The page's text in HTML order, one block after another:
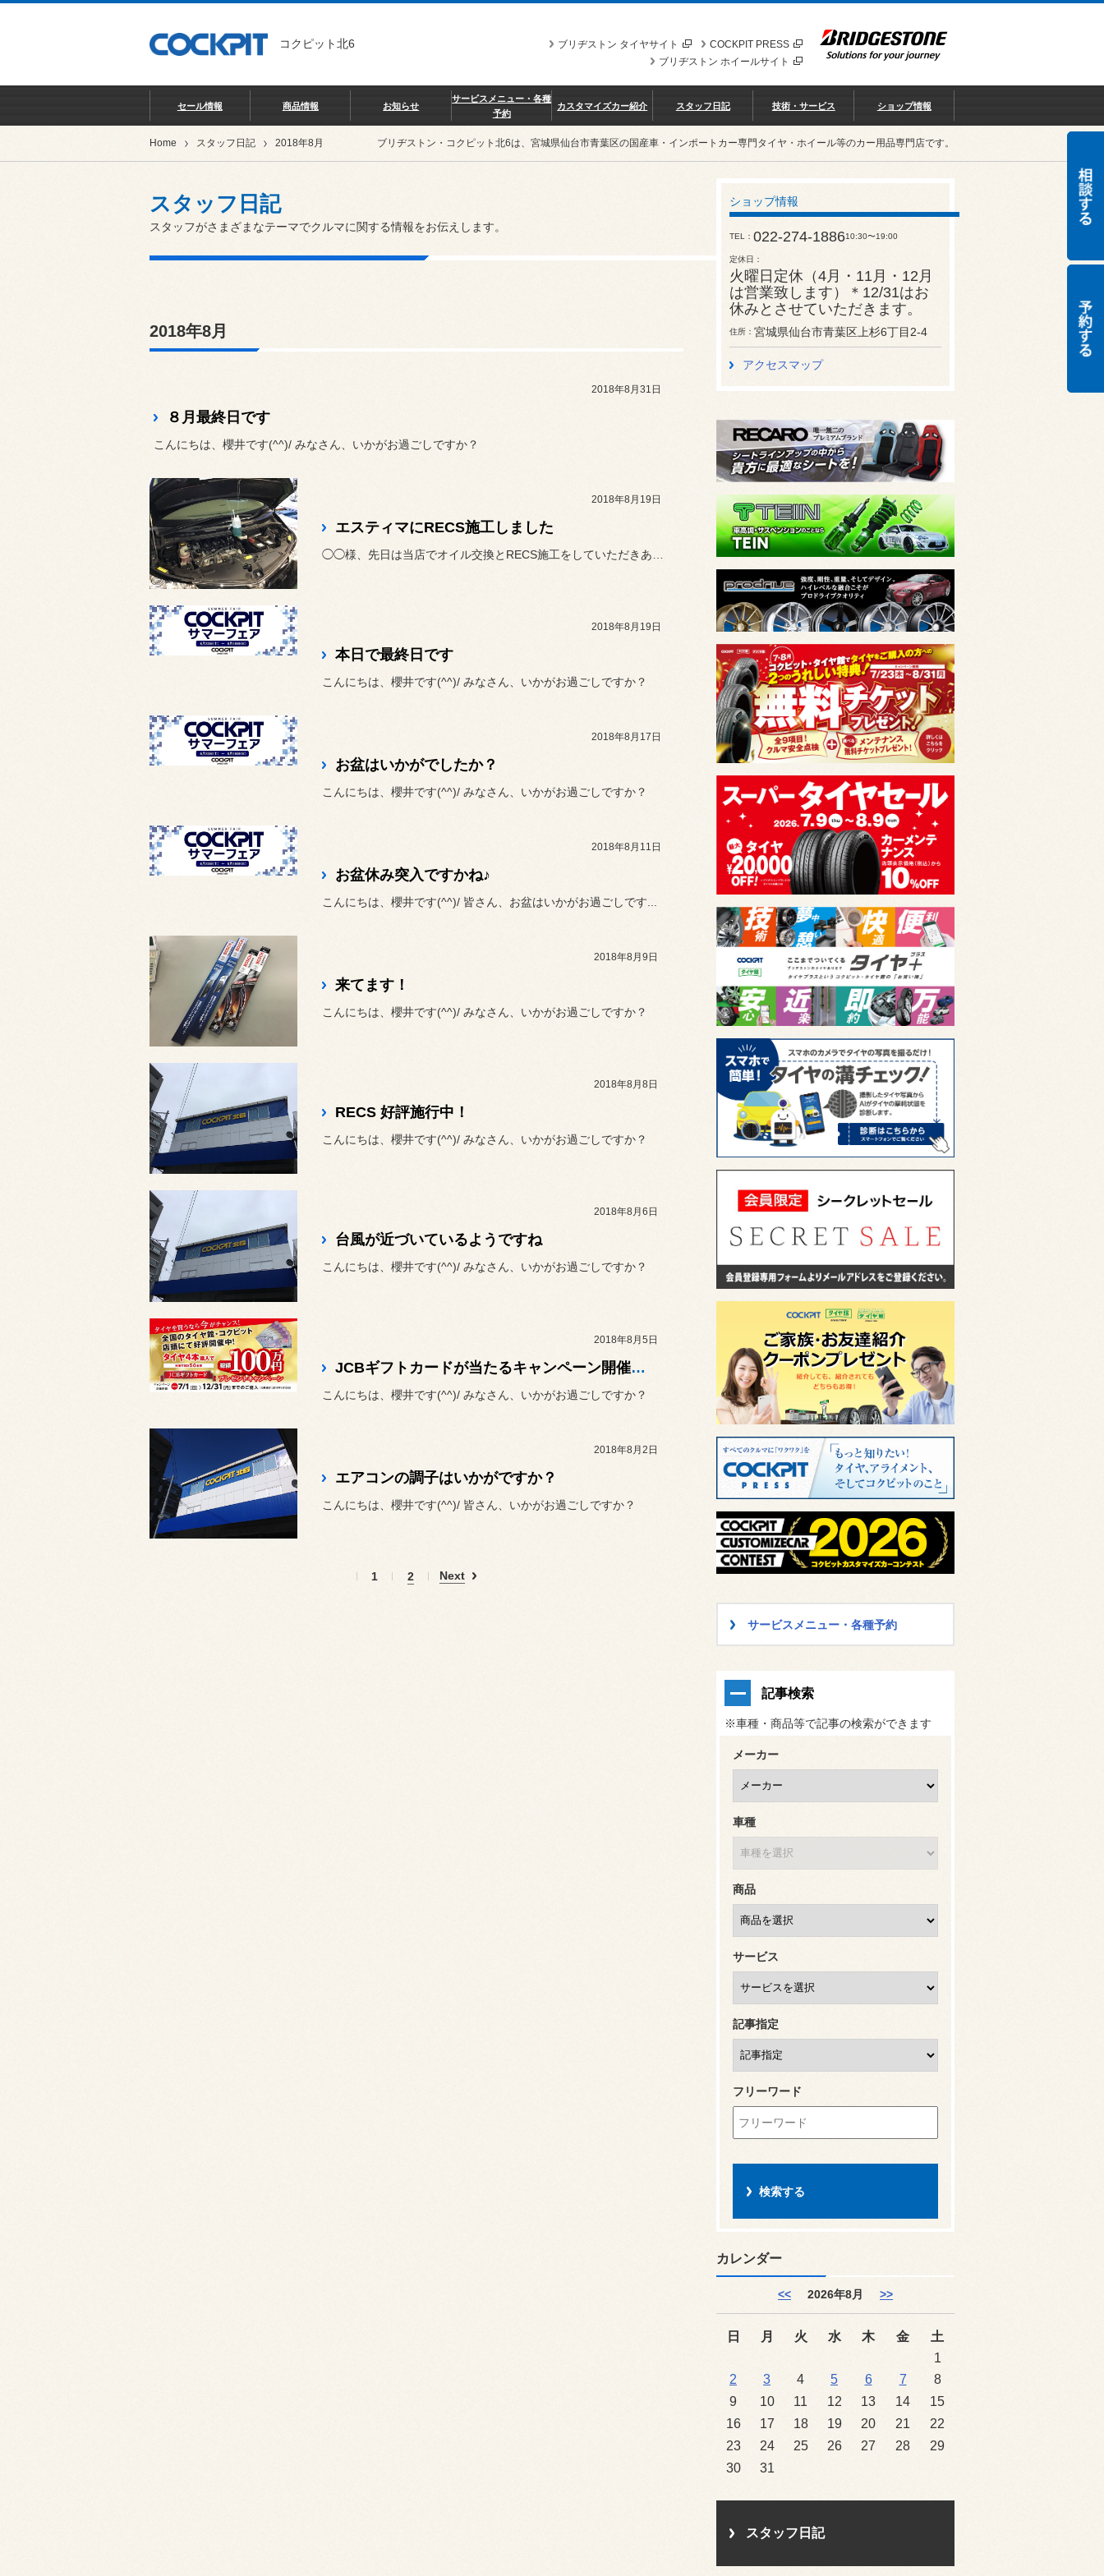
コクピット北6 COCKPIT PRESS
ブリヂストン タイヤサイト
ブリヂストン ホイールサイト
セール情報 商品情報 お知らせ
サービスメニュー・各種
予約
カスタマイズカー紹介 スタッフ日記 技術・サービス ショップ情報
Home スタッフ日記 2018年8月 ブリヂストン・コクピット北6は、宮城県仙台市青葉区の国産車・インポートカー専門タイヤ・ホイール等のカー用品専門店です。
スタッフ日記
スタッフがさまざまなテーマでクルマに関する情報をお伝えします。
2018年8月
2018年8月31日
８月最終日です
こんにちは、櫻井です(^^)/ みなさん、いかがお過ごしですか？
2018年8月19日
エスティマにRECS施工しました
2018年8月19日
本日で最終日です
こんにちは、櫻井です(^^)/ みなさん、いかがお過ごしですか？
2018年8月17日
お盆はいかがでしたか？
こんにちは、櫻井です(^^)/ みなさん、いかがお過ごしですか？
2018年8月11日
お盆休み突入ですかね♪
こんにちは、櫻井です(^^)/ 皆さん、お盆はいかがお過ごしです...
2018年8月9日
来てます！
こんにちは、櫻井です(^^)/ みなさん、いかがお過ごしですか？
2018年8月8日
RECS 好評施行中！
こんにちは、櫻井です(^^)/ みなさん、いかがお過ごしですか？
2018年8月6日
台風が近づいているようですね
こんにちは、櫻井です(^^)/ みなさん、いかがお過ごしですか？
2018年8月5日
JCBギフトカードが当たるキャンペーン開催中！
こんにちは、櫻井です(^^)/ みなさん、いかがお過ごしですか？
2018年8月2日
エアコンの調子はいかがですか？
こんにちは、櫻井です(^^)/ 皆さん、いかがお過ごしですか？
1 2 Next
ショップ情報
TEL 022-274-188610:30〜19:00
定休日
火曜日定休（4月・11月・12月
は営業致します）＊12/31はお
休みとさせていただきます。
住所 宮城県仙台市青葉区上杉6丁目2-4
アクセスマップ
サービスメニュー・各種予約
記事検索
※車種・商品等で記事の検索ができます
メーカー
車種
商品
サービス
記事指定
フリーワード
カレンダー
<< 2026年8月 >>
日 月 火 水 木 金
土
1
2
3 4 5 6 7
8
9
10 11 12 13 14
15
16
17 18 19 20 21
22
23
24 25 26 27 28
29
30
31
スタッフ日記